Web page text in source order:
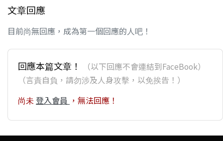
文章回應
目前尚無回應，成為第一個回應的人吧！
回應本篇文章！
（以下回應不會連結到FaceBook）
（言責自負，請勿涉及人身攻擊，以免挨告！）
尚未 登入會員 ，無法回應！